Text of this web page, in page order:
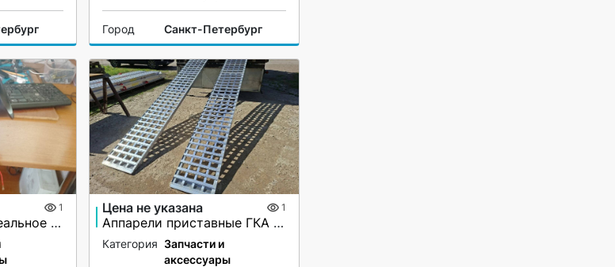
Город Санкт-Петербург
1
СГУ YH-2821 — идеальное решение для вашей автомашины!
Цена не указана 1
Аппарели приставные ГКА 5.350.40 2/3
Категория Запчасти и
аксессуары